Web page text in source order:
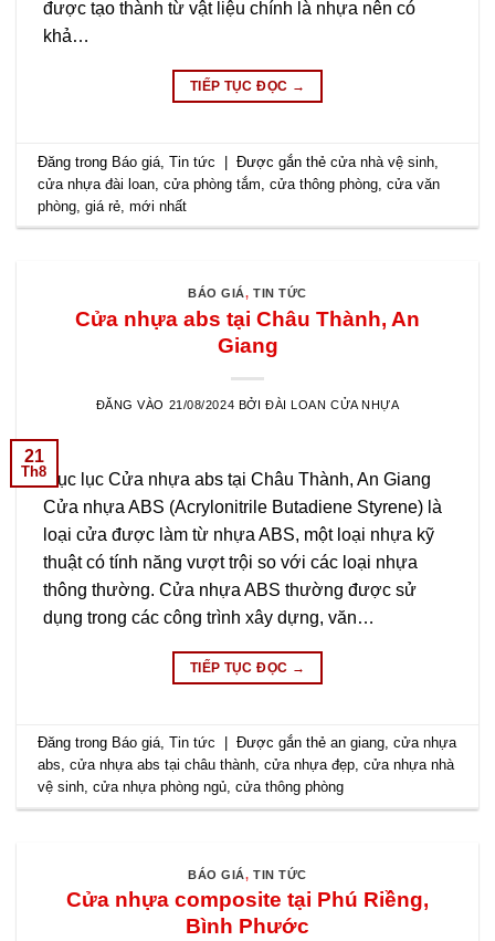
được tạo thành từ vật liệu chính là nhựa nên có
khả…
TIẾP TỤC ĐỌC →
Đăng trong Báo giá ,Tin tức | Được gắn thẻcửa nhà vệ sinh
cửa nhựa đài loan ,cửa phòng tắm ,cửa thông phòng ,cửa văn
phòng ,giá rẻ ,mới nhất
BÁO GIÁ,TIN TỨC
Cửa nhựa abs tại Châu Thành, An
Giang
ĐĂNG VÀO 21/08/2024 BỞI ĐÀI LOAN CỬA NHỰA
21
Th8Mục lục Cửa nhựa abs tại Châu Thành, An Giang
Cửa nhựa ABS (Acrylonitrile Butadiene Styrene) là
loại cửa được làm từ nhựa ABS, một loại nhựa kỹ
thuật có tính năng vượt trội so với các loại nhựa
thông thường. Cửa nhựa ABS thường được sử
dụng trong các công trình xây dựng, văn…
TIẾP TỤC ĐỌC →
Đăng trong Báo giá,Tin tức Được gắn thẻan giang,cửa nhựa
abs,cửa nhựa abs tại châu thành,cửa nhựa đẹp,cửa nhựa nhà
vệ sinh,cửa nhựa phòng ngủ,cửa thông phòng
BÁO GIÁ,TIN TỨC
Cửa nhựa composite tại Phú Riềng,
Bình Phước